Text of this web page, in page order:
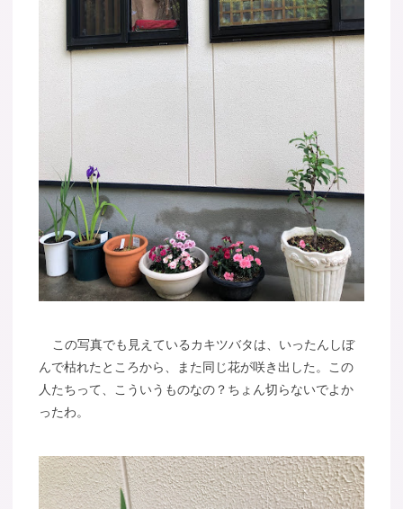
この写真でも見えているカキツバタは、いったんしぼ
んで枯れたところから、また同じ花が咲き出した。この
人たちって、こういうものなの？ちょん切らないでよか
ったわ。